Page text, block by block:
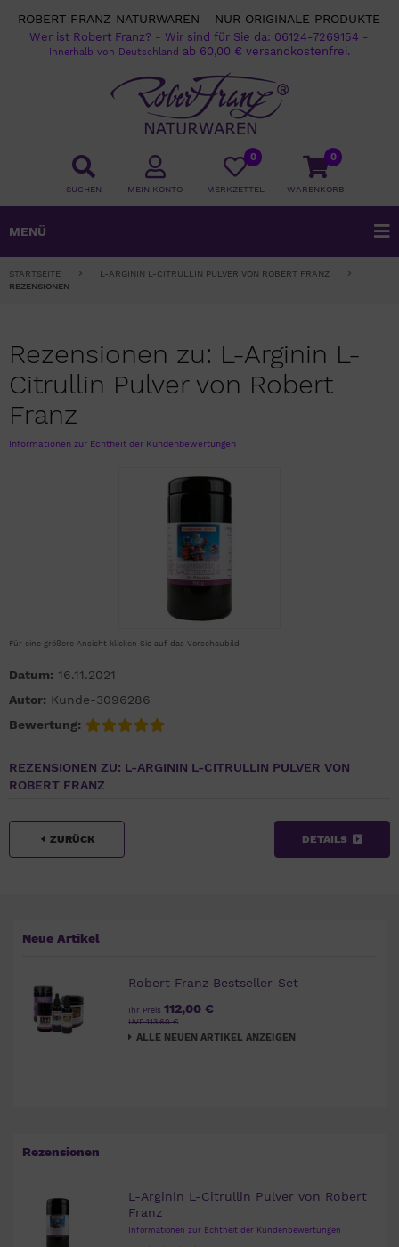
ROBERT FRANZ NATURWAREN - NUR ORIGINALE PRODUKTE
Wer ist Robert Franz? -Wir sind für Sie da: 06124-7269154 -
Innerhalb von Deutschland ab 60,00 € versandkostenfrei.
SUCHEN
0
WARENKORB
0
MERKZETTEL
MEIN KONTO
MENÜ
STARTSEITE
L-ARGININ L-CITRULLIN PULVER VON ROBERT FRANZ
REZENSIONEN
Rezensionen zu: L-Arginin L-
Citrullin Pulver von Robert
Franz
Informationen zur Echtheit der Kundenbewertungen
Für eine größere Ansicht klicken Sie auf das Vorschaubild
Datum: 16.11.2021
Autor: Kunde-3096286
Bewertung:
REZENSIONEN ZU: L-ARGININ L-CITRULLIN PULVER VON
ROBERT FRANZ
ZURÜCK DETAILS
Neue Artikel
Robert Franz Bestseller-Set
Ihr Preis 112,00 €
UVP 113,60 €
ALLE NEUEN ARTIKEL ANZEIGEN
Rezensionen
L-Arginin L-Citrullin Pulver von Robert
Franz
Informationen zur Echtheit der Kundenbewertungen